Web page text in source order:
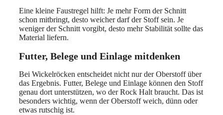
Eine kleine Faustregel hilft: Je mehr Form der Schnitt
schon mitbringt, desto weicher darf der Stoff sein. Je
weniger der Schnitt vorgibt, desto mehr Stabilität sollte das
Material liefern.
Futter, Belege und Einlage mitdenken
Bei Wickelröcken entscheidet nicht nur der Oberstoff über
das Ergebnis. Futter, Belege und Einlage können den Stoff
genau dort unterstützen, wo der Rock Halt braucht. Das ist
besonders wichtig, wenn der Oberstoff weich, dünn oder
etwas rutschig ist.